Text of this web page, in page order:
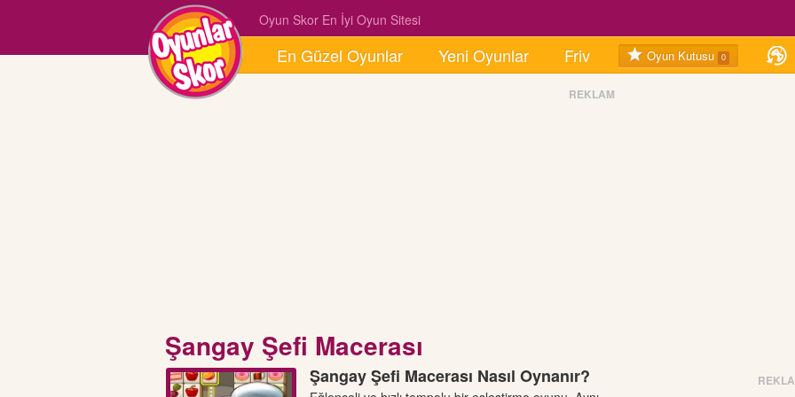
En Güzel Oyunlar Yeni Oyunlar Friv Oyun Kutusu 0
Oyun Skor En İyi Oyun Sitesi
REKLAM
Şangay Şefi Macerası
Şangay Şefi Macerası Nasıl Oynanır?